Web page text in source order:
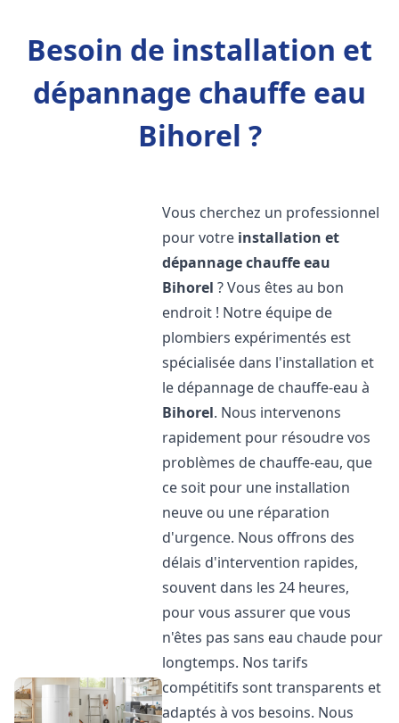
Besoin de installation et
dépannage chauffe eau
Bihorel ?
Vous cherchez un professionnel
pour votre installation et
dépannage chauffe eau
Bihorel ? Vous êtes au bon
endroit ! Notre équipe de
plombiers expérimentés est
spécialisée dans l'installation et
le dépannage de chauffe-eau à
Bihorel. Nous intervenons
rapidement pour résoudre vos
problèmes de chauffe-eau, que
ce soit pour une installation
neuve ou une réparation
d'urgence. Nous offrons des
délais d'intervention rapides,
souvent dans les 24 heures,
pour vous assurer que vous
n'êtes pas sans eau chaude pour
longtemps. Nos tarifs
compétitifs sont transparents et
adaptés à vos besoins. Nous